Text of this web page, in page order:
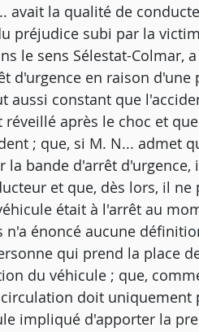
avait la qualité de
préjudice subi par la
le sens Sélestat-Colmar,
d'urgence en raison d'une
aussi constant que
après le choc et
; que, si M. N... admet
bande d'arrêt
et que, dès lors, il
était à l'arrêt au
énoncé aucune
qui prend la place
du véhicule ; que,
doit
impliqué d'apporter la